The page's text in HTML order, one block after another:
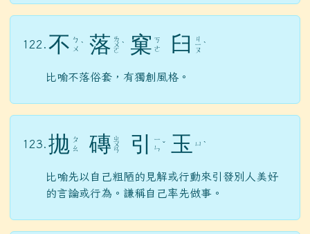
122. 不 ㄅ
ㄨ ˋ 落 ㄌ
ㄨ
ㄛ
ˋ 窠 ㄎ
ㄜ
臼 ㄐ
ㄧ
ㄡ
ˋ
比喻不落俗套，有獨創風格。
123. 拋 ㄆ
ㄠ
磚 ㄓ
ㄨ
ㄢ 引
ㄧ
ㄣ ˇ 玉 ㄩ ˋ
比喻先以自己粗陋的見解或行動來引發別人美好
的言論或行為。謙稱自己率先做事。